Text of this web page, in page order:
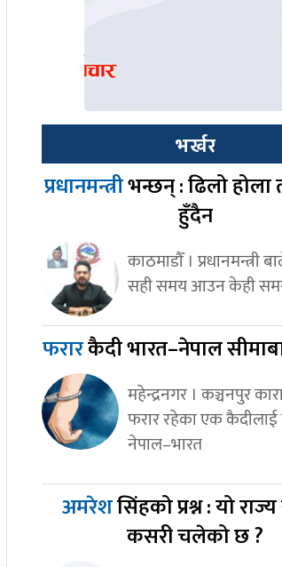
भर्खर
प्रधानमन्त्रीभन्छन् : ढिलो
हुँदैन
काठमाडौँ । प्रधानमन्त्री
सही समय आउन केही
फरारकैदी भारत–नेपाल
महेन्द्रनगर । कञ्चनपुर
फरार रहेका एक कैदीलाई
नेपाल–भारत
अमरेशसिंहको प्रश्न : यो
कसरी चलेको छ ?